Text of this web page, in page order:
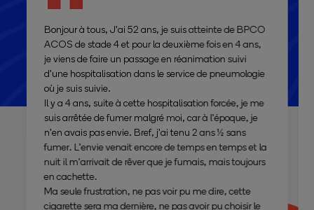
Bonjour à tous, J'ai 52 ans, je suis atteinte de BPCO
ACOS de stade 4 et pour la deuxième fois en 4 ans,
je viens de faire un passage en réanimation suivi
d'une hospitalisation dans le service de pneumologie
où je suis suivie.
Il y a 4 ans, suite à cette hospitalisation forcée, je me
suis arrêtée de fumer malgré moi, car à l'époque, je
n'en avais pas envie. Bref, j'ai tenu 2 ans ½ sans
fumer. L'envie venait encore de temps en temps et la
nuit il m'arrivait de rêver que je fumais, mais toujours
en cachette.
Ma seule frustration, ne pas voir pu me dire, cette
cigarette sera ma dernière, ne pas avoir pu choisir le